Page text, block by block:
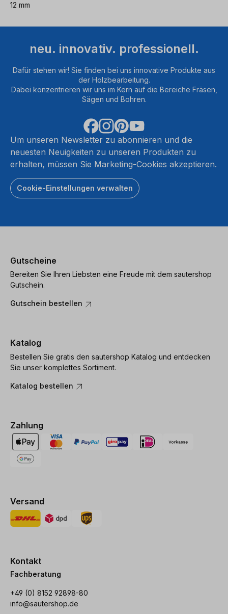
12 mm
neu. innovativ. professionell.
Dafür stehen wir! Sie finden bei uns innovative Produkte aus
der Holzbearbeitung.
Dabei konzentrieren wir uns im Kern auf die Bereiche Fräsen,
Sägen und Bohren.
Um unseren Newsletter zu abonnieren und die
neuesten Neuigkeiten zu unseren Produkten zu
erhalten, müssen Sie Marketing-Cookies akzeptieren.
Cookie-Einstellungen verwalten
Gutscheine
Bereiten Sie Ihren Liebsten eine Freude mit dem sautershop
Gutschein.
Gutschein bestellen
Katalog
Bestellen Sie gratis den sautershop Katalog und entdecken
Sie unser komplettes Sortiment.
Katalog bestellen
Zahlung
Versand
Kontakt
Fachberatung
+49 (0) 8152 92898-80
info@sautershop.de